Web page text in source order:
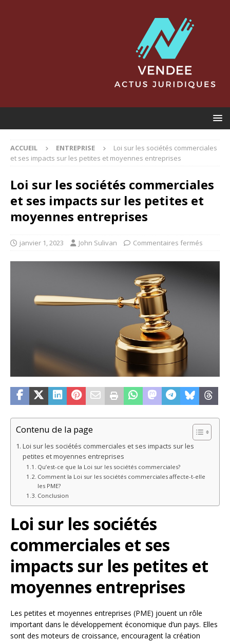
ACCUEIL ENTREPRISE
Loi sur les sociétés commerciales
et ses impacts sur les petites et moyennes entreprises
Loi sur les sociétés commerciales
et ses impacts sur les petites et
moyennes entreprises
janvier 1, 2023 John Sulivan Commentaires fermés
Contenu de la page
Loi sur les sociétés commerciales et ses impacts sur les
petites et moyennes entreprises
Qu’est-ce que la Loi sur les sociétés commerciales?
Comment la Loi sur les sociétés commerciales affecte-t-elle
les PME?
Conclusion
Loi sur les sociétés
commerciales et ses
impacts sur les petites et
moyennes entreprises
Les petites et moyennes entreprises (PME) jouent un rôle
important dans le développement économique d’un pays. Elles
sont des moteurs de croissance, encouragent la création